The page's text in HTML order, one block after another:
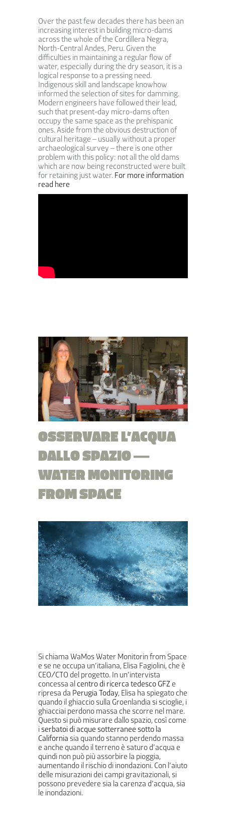
Over the past few decades there has been an
increasing interest in building micro-dams
across the whole of the Cordillera Negra,
North-Central Andes, Peru. Given the
difficulties in maintaining a regular flow of
water, especially during the dry season, it is a
logical response to a pressing need.
Indigenous skill and landscape knowhow
informed the selection of sites for damming.
Modern engineers have followed their lead,
such that present-day micro-dams often
occupy the same space as the prehispanic
ones. Aside from the obvious destruction of
cultural heritage – usually without a proper
archaeological survey – there is one other
problem with this policy: not all the old dams
which are now being reconstructed were built
for retaining just water.For more information
read here
OSSERVARE L’ACQUA
DALLO SPAZIO —
WATER MONITORING
FROM SPACE
Si chiama WaMos Water Monitorin from Space
e se ne occupa un’italiana, Elisa Fagiolini, che è
CEO/CTO del progetto. In un’intervista
concessa alcentro di ricerca tedesco GFZe
ripresa da Perugia Today, Elisa ha spiegato che
quando il ghiaccio sulla Groenlandia si scioglie, i
ghiacciai perdono massa che scorre nel mare.
Questo si può misurare dallo spazio, così come
iserbatoi di acque sotterranee sotto la
California sia quando stanno perdendo massa
e anche quando il terreno è saturo d’acqua e
quindi non può più assorbire la pioggia,
aumentando il rischio di inondazioni. Con l’aiuto
delle misurazioni dei campi gravitazionali, si
possono prevedere sia la carenza d’acqua, sia
le inondazioni.